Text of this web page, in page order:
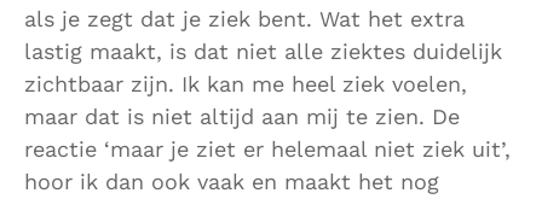
als je zegt dat je ziek bent. Wat het extra
lastig maakt, is dat niet alle ziektes duidelijk
zichtbaar zijn. Ik kan me heel ziek voelen,
maar dat is niet altijd aan mij te zien. De
reactie ‘maar je ziet er helemaal niet ziek uit’,
hoor ik dan ook vaak en maakt het nog